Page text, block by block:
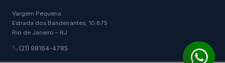
Vargem Pequena
Estrada dos Bandeirantes, 10.875
Rio de Janeiro – RJ
(21) 98164-4785